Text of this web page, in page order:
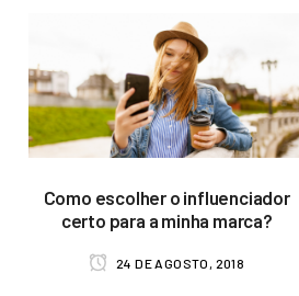
Como escolher o influenciador
certo para a minha marca?
24 DE AGOSTO, 2018